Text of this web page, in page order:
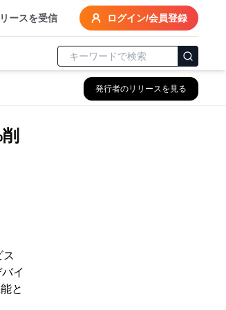
ースを受信 ログイン/会員登録
発行者のリリースを見る
ス
イ
と